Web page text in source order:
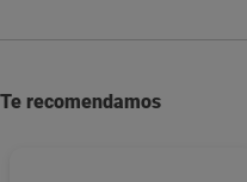
Te recomendamos